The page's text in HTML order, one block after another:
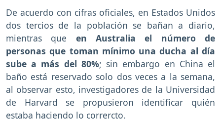
De acuerdo con cifras oficiales, en Estados Unidos
dos tercios de la población se bañan a diario,
mientras que en Australia el número de
personas que toman mínimo una ducha al día
sube a más del 80%; sin embargo en China el
baño está reservado solo dos veces a la semana,
al observar esto, investigadores de la Universidad
de Harvard se propusieron identificar quién
estaba haciendo lo corrercto.